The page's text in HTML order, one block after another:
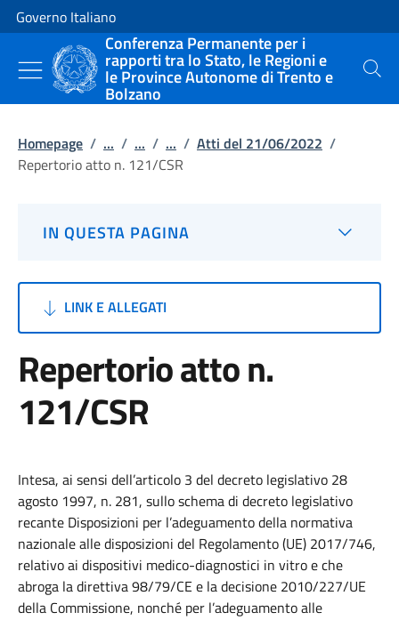
Vai al contenuto
Vai alla navigazione del sito
Governo Italiano
Conferenza Permanente per i
rapporti tra lo Stato, le Regioni e
le Province Autonome di Trento e
Bolzano
Cerca
Homepage / ... / ... / ... / Atti del 21/06/2022 /
Repertorio atto n. 121/CSR
IN QUESTA PAGINA
LINK E ALLEGATI
Repertorio atto n.
121/CSR
Intesa, ai sensi dell’articolo 3 del decreto legislativo 28
agosto 1997, n. 281, sullo schema di decreto legislativo
recante Disposizioni per l’adeguamento della normativa
nazionale alle disposizioni del Regolamento (UE) 2017/746,
relativo ai dispositivi medico-diagnostici in vitro e che
abroga la direttiva 98/79/CE e la decisione 2010/227/UE
della Commissione, nonché per l’adeguamento alle